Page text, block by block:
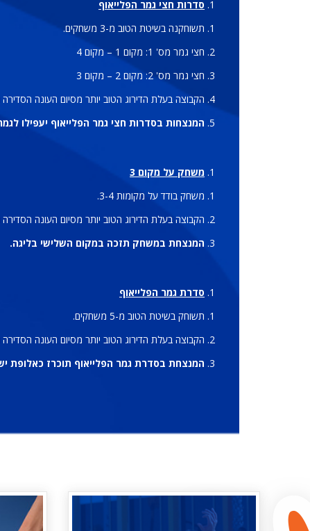
סדרות חצי גמר הפלייאוף
תשוחקנה בשיטת הטוב מ-3 משחקים.
חצי גמר מס' 1: מקום 1 – מקום 4
חצי גמר מס' 2: מקום 2 – מקום 3
הקבוצה בעלת הדירוג הטוב יותר מסיום העונה הסדירה מארחת את משחק 1 ו-3 (במידת הצורך).
המנצחות בסדרות חצי גמר הפלייאוף יעפילו
משחק על מקום 3
משחק בודד על מקומות 3-4.
הקבוצה בעלת הדירוג הטוב יותר מסיום העונה
המנצחת במשחק תזכה במקום השלישי בליגה.
סדרת גמר הפלייאוף
תשוחק בשיטת הטוב מ-5 משחקים.
הקבוצה בעלת הדירוג הטוב יותר מסיום העונה הסדירה מארחת את משחק 1, 3 ו-5 (במידת הצורך).
המנצחת בסדרת גמר הפלייאוף תוכרז כאלופת